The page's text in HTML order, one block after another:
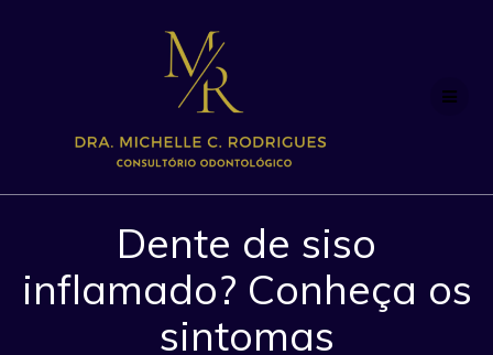
Dente de siso
inflamado? Conheça os
sintomas